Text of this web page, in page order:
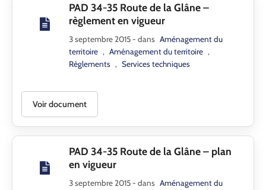
PAD 34-35 Route de la Glâne –
règlement en vigueur
3 septembre 2015- dans Aménagement du
territoire , Aménagement du territoire ,
Règlements , Services techniques
Voir document
PAD 34-35 Route de la Glâne – plan
en vigueur
3 septembre 2015- dans Aménagement du